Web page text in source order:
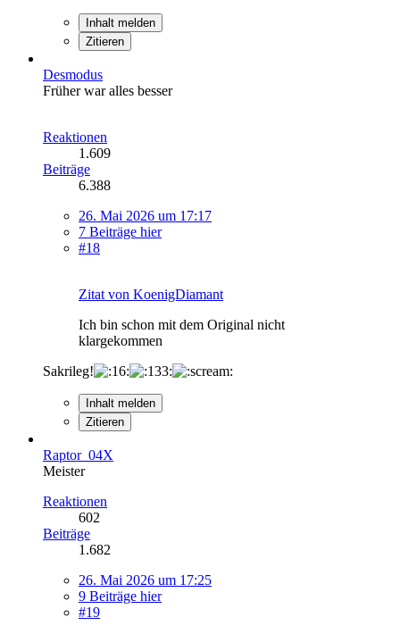
Inhalt melden
Zitieren
Desmodus
Früher war alles besser
Reaktionen
1.609
Beiträge
6.388
26. Mai 2026 um 17:17
7 Beiträge hier
#18
Zitat von KoenigDiamant
Ich bin schon mit dem Original nicht
klargekommen
Sakrileg!
Inhalt melden
Zitieren
Raptor_04X
Meister
Reaktionen
602
Beiträge
1.682
26. Mai 2026 um 17:25
9 Beiträge hier
#19